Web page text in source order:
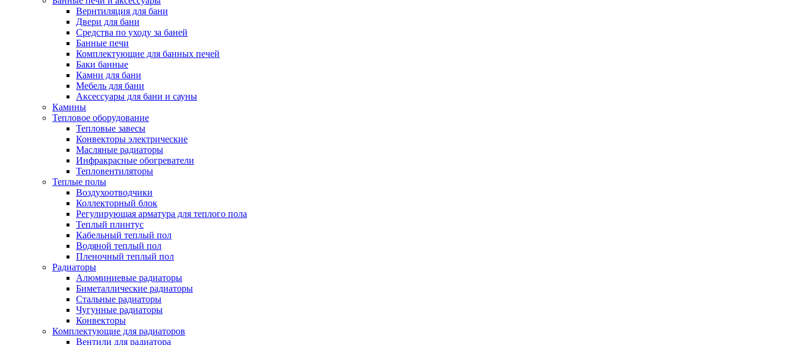
Вернтиляция для бани
Двери для бани
Средства по уходу за баней
Банные печи
Комплектующие для банных печей
Баки банные
Камни для бани
Мебель для бани
Аксессуары для бани и сауны
Камины
Тепловое оборудование
Тепловые завесы
Конвекторы электрические
Масляные радиаторы
Инфракрасные обогреватели
Тепловентиляторы
Теплые полы
Воздухоотводчики
Коллекторный блок
Регулирующая арматура для теплого пола
Теплый плинтус
Кабельный теплый пол
Водяной теплый пол
Пленочный теплый пол
Радиаторы
Алюминиевые радиаторы
Биметаллические радиаторы
Стальные радиаторы
Чугунные радиаторы
Конвекторы
Комплектующие для радиаторов
Вентили для радиатора